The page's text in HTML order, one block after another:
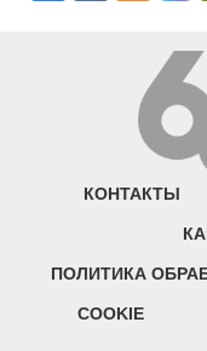
КОНТАКТЫ
ПОЛИТИКА
COOKIE